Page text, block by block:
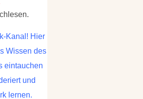
Kanal! Hier
Wissen des
eintauchen
und
lernen.